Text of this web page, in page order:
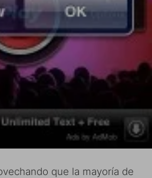
que la mayoría de